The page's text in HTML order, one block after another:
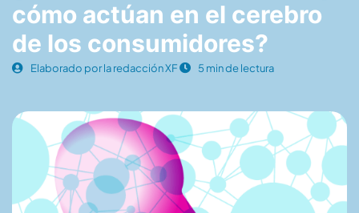
cómo actúan en el cerebro
de los consumidores?
Elaborado por la redacción XF 5 min de lectura